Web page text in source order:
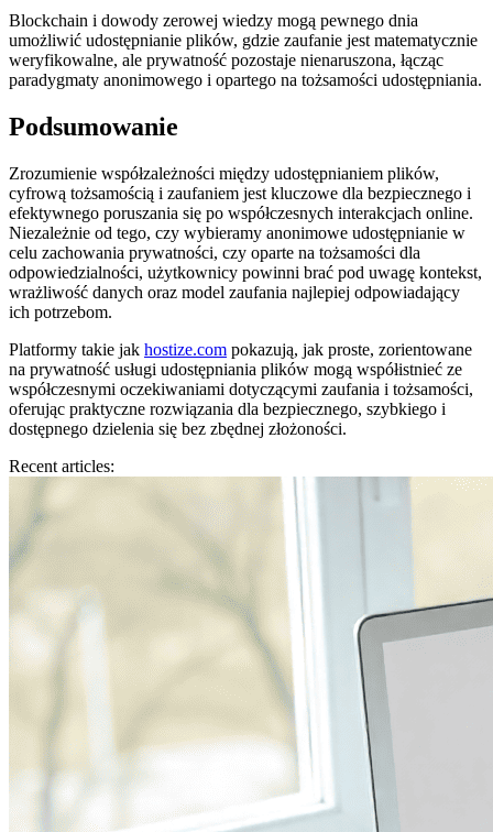
Blockchain i dowody zerowej wiedzy mogą pewnego dnia
umożliwić udostępnianie plików, gdzie zaufanie jest matematycznie
weryfikowalne, ale prywatność pozostaje nienaruszona, łącząc
paradygmaty anonimowego i opartego na tożsamości udostępniania.
Podsumowanie
Zrozumienie współzależności między udostępnianiem plików,
cyfrową tożsamością i zaufaniem jest kluczowe dla bezpiecznego i
efektywnego poruszania się po współczesnych interakcjach online.
Niezależnie od tego, czy wybieramy anonimowe udostępnianie w
celu zachowania prywatności, czy oparte na tożsamości dla
odpowiedzialności, użytkownicy powinni brać pod uwagę kontekst,
wrażliwość danych oraz model zaufania najlepiej odpowiadający
ich potrzebom.
Platformy takie jak hostize.com pokazują, jak proste, zorientowane
na prywatność usługi udostępniania plików mogą współistnieć ze
współczesnymi oczekiwaniami dotyczącymi zaufania i tożsamości,
oferując praktyczne rozwiązania dla bezpiecznego, szybkiego i
dostępnego dzielenia się bez zbędnej złożoności.
Recent articles: